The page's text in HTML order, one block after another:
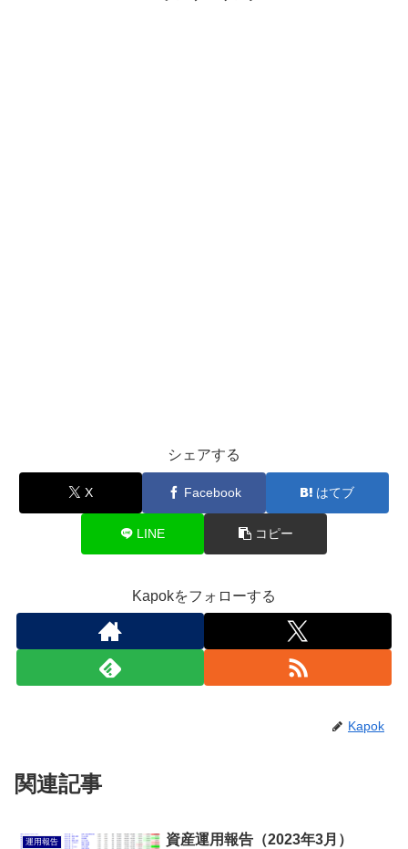
シェアする
X Facebook はてブ
LINE コピー
Kapokをフォローする
Kapok
関連記事
運用報告 資産運用報告（2023年3月）